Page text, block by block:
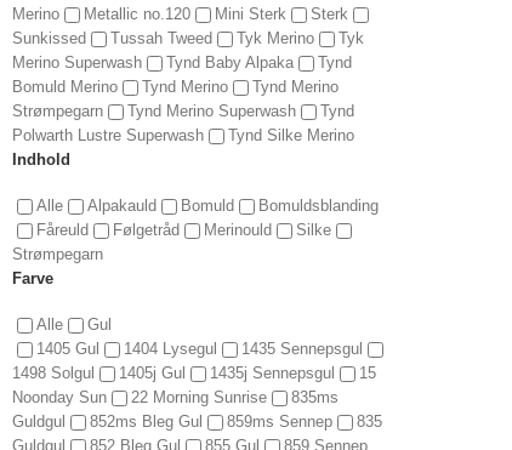
Merino
Metallic no.120 Mini Sterk
Sterk
Sunkissed
Tussah Tweed Tyk Merino
Tyk
Merino Superwash
Tynd Baby Alpaka
Tynd
Bomuld Merino
Tynd Merino
Tynd Merino
Strømpegarn
Tynd Merino Superwash
Tynd
Polwarth Lustre Superwash
Tynd Silke Merino
Indhold
Alle Alpakauld Bomuld
Bomuldsblanding
Fåreuld
Følgetråd Merinould
Silke
Strømpegarn
Farve
Alle
Gul
1405 Gul
1404 Lysegul
1435 Sennepsgul
1498 Solgul
1405j Gul 1435j Sennepsgul
15
Noonday Sun
22 Morning Sunrise
835ms
Guldgul
852ms Bleg Gul 859ms Sennep
835
Guldgul
852 Bleg Gul 855 Gul
859 Sennep